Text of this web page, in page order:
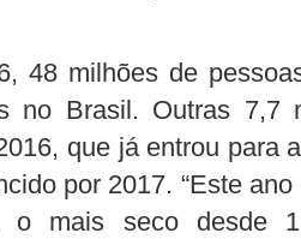
48 milhões de
no Brasil. Outras 7,7
que já entrou para
por 2017. “Este
o mais seco desde